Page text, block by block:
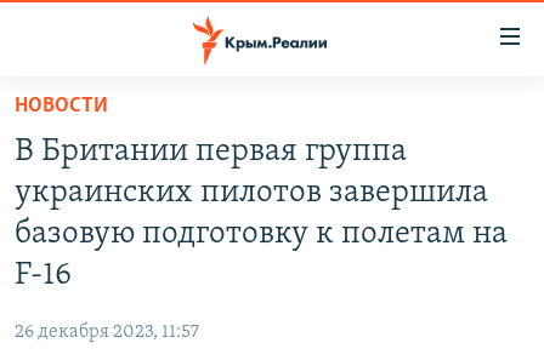
Вернуться
основному
содержанию
Вернутся
главной
Вернутся
СПЕЦПРОЕКТЫ
КАРТА ВОЕННЫХ ОБЪЕКТОВ КРЫМА
ВОДА
ИСТОРИЯ
ИНТЕРАКТИВ
РАДІО СВОБОДА
НОВОСТИ
В Британии первая группа
украинских пилотов завершила
базовую подготовку к полетам на
F-16
26 декабря 2023, 11:57